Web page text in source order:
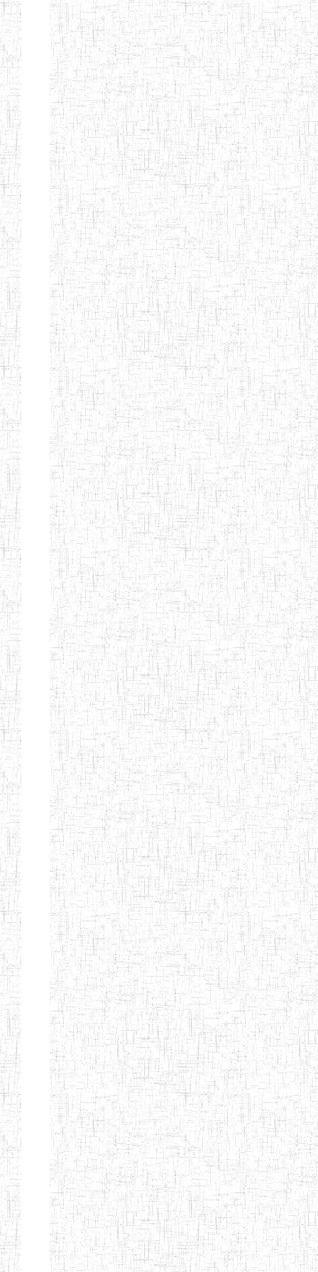
Afficher Page 4 sur 13 Total: 307
Début Préc. 1 2 3 4 5
6
Suivant
Fin
BAPTIST
TEACHERS
TRAINING
COLLEGE
08/08/1983 ENIEG
KENCHOLIA
TEACHER'S
TRAINING
COLLEGE
"K.T.T.C NDOP"
15/09/2015 ENIEG
ENIEG PRIVEE
BILINGUE
LAIQUE LES
PERFORMANCES
PEDAGOGIQUES
01/09/2015 ENIEG
ENIEG DU HAUT
NKAM
12/08/2013 ENIEG
ENIEG BILINGUE
DE L'IPEP DE
BANDJOUN
05/09/2003 ENIEG
ENIEG PRIVEE
NANFAH
07/09/2012 ENIEG
ENPIEG TERESA
JANE
14/03/2014 ENIEG
ENIEG
MODERNE
SAINTE MARIE
04/08/2010 ENIEG
ENIEG PRIVEE
BILINGUE LES
BOSONS
04/08/2010 ENIEG
ENIEG BILINGUE
LE NORMALIEN
CITOYEN
01/08/2014 ENIEG
ENIEG BILINGUE
CLAIRE
FONTAINE
03/10/2012 ENIEG
Etablissements
d'enseignement
secondaire
technique
et
professionnel